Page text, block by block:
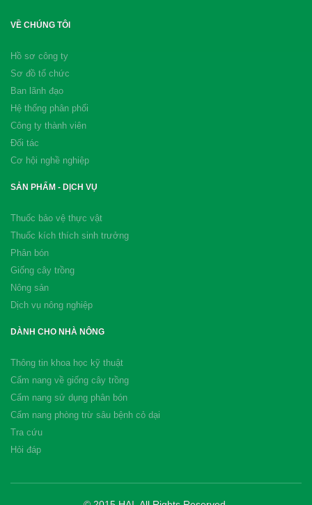
VỀ CHÚNG TÔI
Hồ sơ công ty
Sơ đồ tổ chức
Ban lãnh đạo
Hệ thống phân phối
Công ty thành viên
Đối tác
Cơ hội nghề nghiệp
SẢN PHẨM - DỊCH VỤ
Thuốc bảo vệ thực vật
Thuốc kích thích sinh trưởng
Phân bón
Giống cây trồng
Nông sản
Dịch vụ nông nghiệp
DÀNH CHO NHÀ NÔNG
Thông tin khoa học kỹ thuật
Cẩm nang về giống cây trồng
Cẩm nang sử dụng phân bón
Cẩm nang phòng trừ sâu bệnh cỏ dại
Tra cứu
Hỏi đáp